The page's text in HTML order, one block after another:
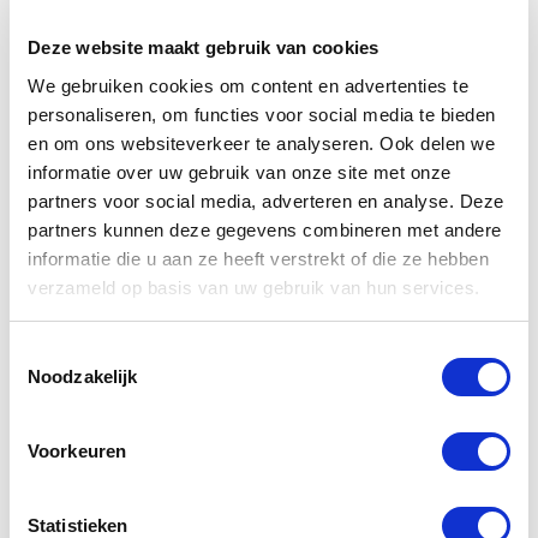
Deze website maakt gebruik van cookies
We gebruiken cookies om content en advertenties te
personaliseren, om functies voor social media te bieden
en om ons websiteverkeer te analyseren. Ook delen we
informatie over uw gebruik van onze site met onze
partners voor social media, adverteren en analyse. Deze
partners kunnen deze gegevens combineren met andere
informatie die u aan ze heeft verstrekt of die ze hebben
verzameld op basis van uw gebruik van hun services.
Noodzakelijk
Voorkeuren
Statistieken
AANSPRAKELIJKHEID
De bestuurder of het bestuur kan bewijzen dat er
andere feiten en omstandigheden zijn die de oorzaak
waren voor het faillissement in plaats van het
onbehoorlijk bestuur (HR 30 november 2007,
ECLI:NL:HR:2007:BA6773 en HR 20 mei 1988, NJ
1989, 676). In dit geval vervalt de causaliteit en kan
de bestuurder of het bestuur niet aansprakelijk
worden gesteld wegens onbehoorlijk bestuur.
aansprakelijkheid van het bestuur vaststellen, dan
hebben bestuurders individueel de mogelijkheid om
zogenoemde disculpatiemogelijkheid is neergelegd in
dient aannemelijk te maken dat: